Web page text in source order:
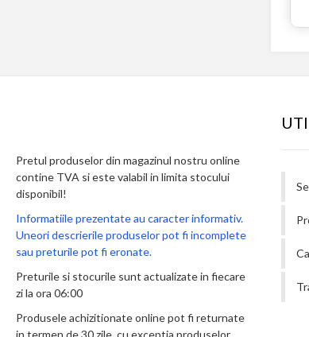
Pretul produselor din magazinul nostru online
contine TVA si este valabil in limita stocului
disponibil!
Informatiile prezentate au caracter informativ.
Uneori descrierile produselor pot fi incomplete
sau preturile pot fi eronate.
Preturile si stocurile sunt actualizate in fiecare
zi la ora 06:00
Produsele achizitionate online pot fi returnate
in termen de 30 zile, cu exceptia produselor